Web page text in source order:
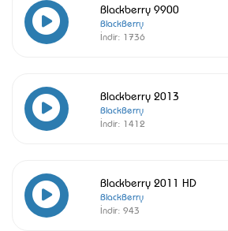
Blackberry 9900
BlackBerry
İndir: 1736
Blackberry 2013
BlackBerry
İndir: 1412
Blackberry 2011 HD
BlackBerry
İndir: 943